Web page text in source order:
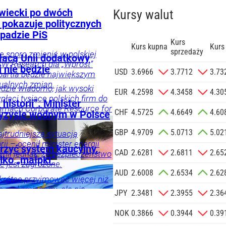
na
na podany
o.o. w imieniu
zlecenie jej
SIĘ
po dwóch
politycznych
PiS
sporo zmienić w polskiej
Research dla „Wprost”
będzie największym
zmian.
Unii dodatkowy
nie będzie
wiadomo, jak wysoki
tysiące polskich firm do
Corporate Resource for
historii”. Minister
wodnym w Polsce
sytuacją
– ocenił minister energii
jednak, że bezpieczeństwo
jest zagrożone.
system kaucyjny.
„małpki”
przyjmować więcej niż
nad zmianami, ale nie
Kursy walut
Kurs kupna Kurs
sprzedaży
USD 3.6966 3.7712
EUR 4.2598 4.3458
CHF 4.5725 4.6649
GBP 4.9709 5.0713
CAD 2.6281 2.6811
AUD 2.6008 2.6534
JPY 2.3481 2.3955
NOK 0.3866 0.3944